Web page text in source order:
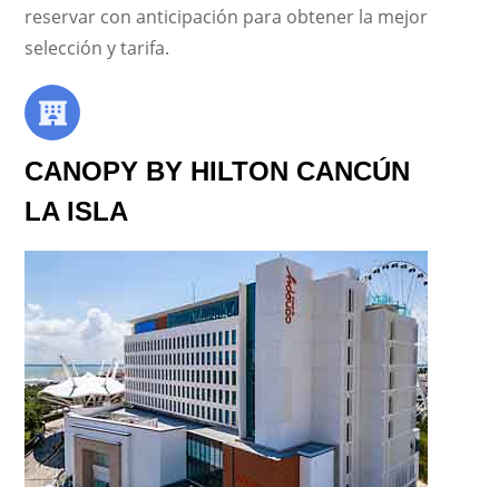
reservar con anticipación para obtener la mejor
selección y tarifa.
CANOPY BY HILTON CANCÚN
LA ISLA